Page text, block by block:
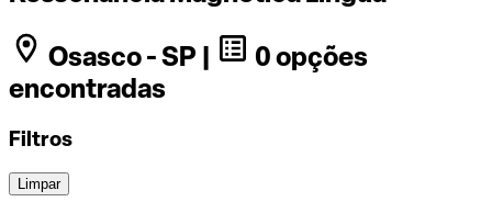
Osasco - SP |
0 opções
encontradas
Filtros
Limpar